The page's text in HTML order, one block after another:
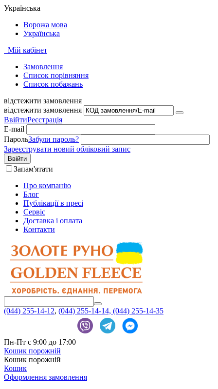
Українська
Ворожа мова
Українська
Мій кабінет
Замовлення
Cписок порівняння
Список побажань
відстежити замовлення
відстежити замовлення
ВвійтиРеєстрація
E-mail
ПарольЗабули пароль?
Зареєструвати новий обліковий запис
Ввійти
Запам'ятати
Про компанію
Блог
Публікації в пресі
Сервіс
Доставка і оплата
Контакти
(044) 255-14-12, (044) 255-14-14, (044) 255-14-35
Пн-Пт с 9:00 до 17:00
Кошик порожній
Кошик порожній
Кошик
Оформлення замовлення